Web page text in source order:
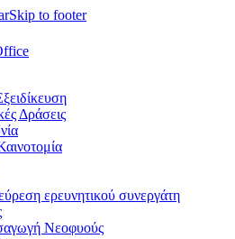
Skip to footer
Δράσεις
ερευνητικού συνεργάτη
Νεοφυούς